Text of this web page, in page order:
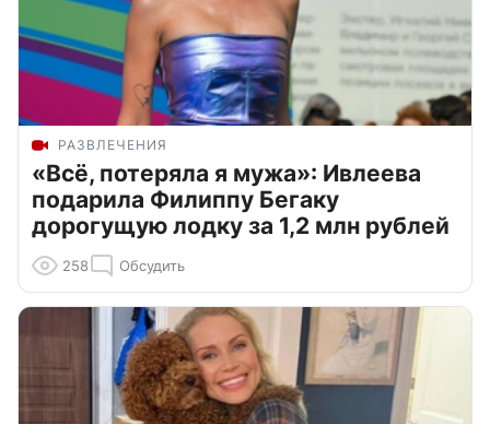
РАЗВЛЕЧЕНИЯ
«Всё, потеряла я мужа»: Ивлеева
подарила Филиппу Бегаку
дорогущую лодку за 1,2 млн рублей
258 Обсудить